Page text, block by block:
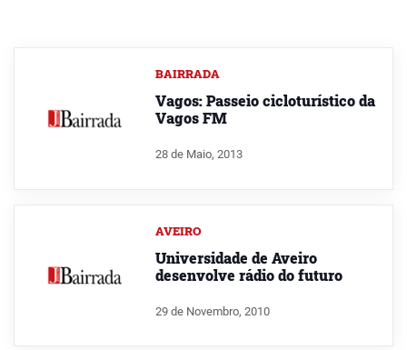
BAIRRADA
Vagos: Passeio cicloturístico da
Vagos FM
28 de Maio, 2013
AVEIRO
Universidade de Aveiro
desenvolve rádio do futuro
29 de Novembro, 2010